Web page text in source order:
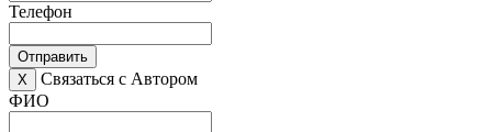
Телефон
Отправить
X
Связаться с Автором
ФИО